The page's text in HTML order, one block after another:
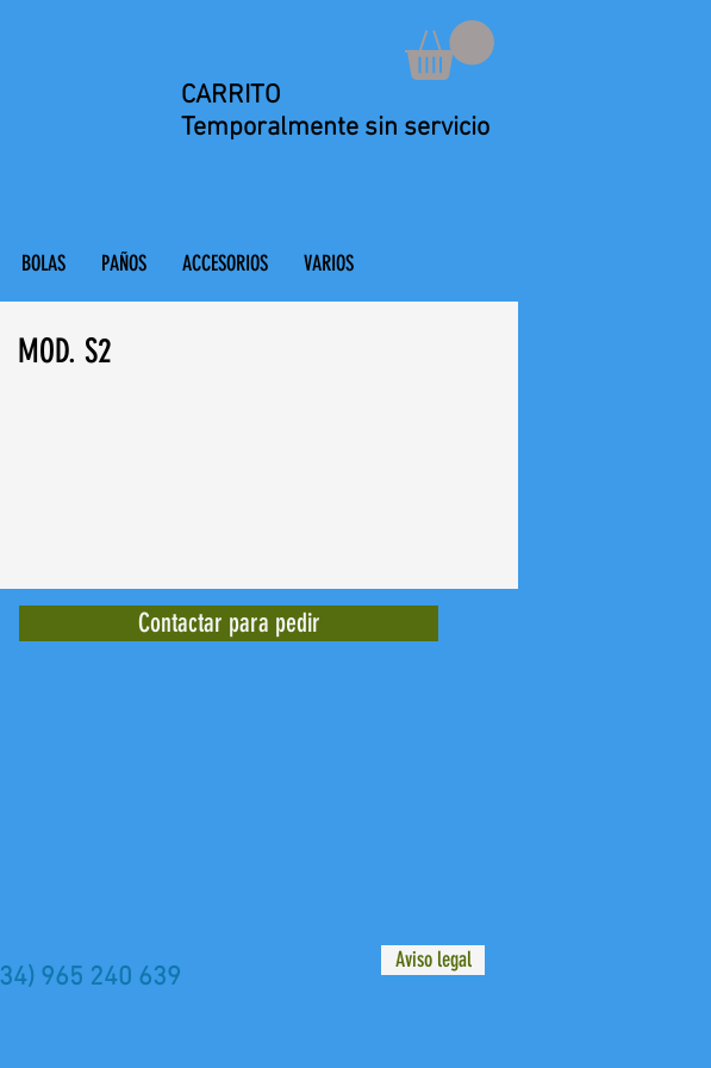
CARRITO
Temporalmente sin servicio
BOLAS PAÑOS ACCESORIOS VARIOS
MOD. S2
Contactar para pedir
965 240 639
Aviso legal